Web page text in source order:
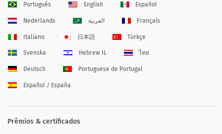
Português English Español
Nederlands العربية Français
Italiano 日本語 Türkçe
Svenska Hebrew IL ไทย
Deutsch Portuguese de Portugal
Español / España
Prêmios & certificados